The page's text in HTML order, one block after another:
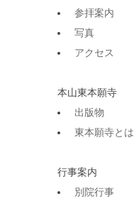
参拝案内
写真
アクセス
本山東本願寺
出版物
東本願寺とは
行事案内
別院行事